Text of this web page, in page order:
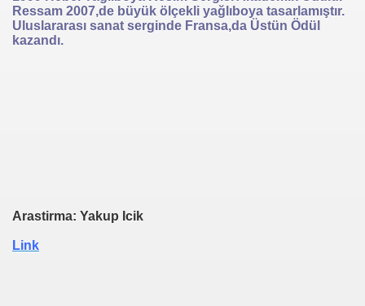
Ressam 2007,de büyük ölçekli yağlıboya tasarlamıştır.
Uluslararası sanat serginde Fransa,da Üstün Ödül
kazandı.
Arastirma: Yakup Icik
Link